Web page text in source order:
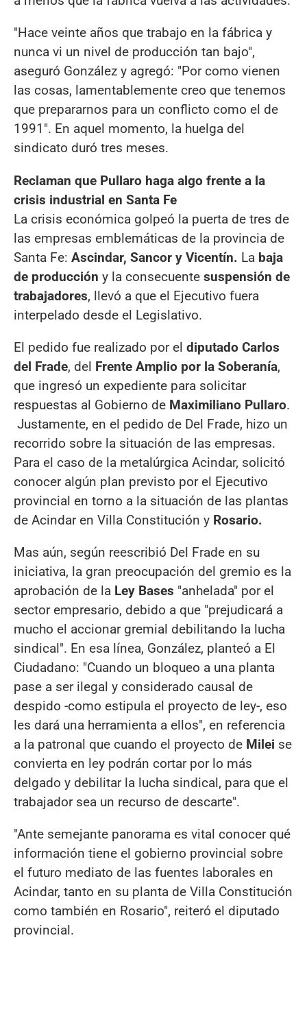
"Hace veinte años que trabajo en la fábrica y
nunca vi un nivel de producción tan bajo",
aseguró González y agregó: "Por como vienen
las cosas, lamentablemente creo que tenemos
que prepararnos para un conflicto como el de
1991". En aquel momento, la huelga del
sindicato duró tres meses.
Reclaman que Pullaro haga algo frente a la
crisis industrial en Santa Fe
La crisis económica golpeó la puerta de tres de
las empresas emblemáticas de la provincia de
Santa Fe: Ascindar, Sancor y Vicentín. La baja
de producción y la consecuente suspensión de
trabajadores, llevó a que el Ejecutivo fuera
interpelado desde el Legislativo.
El pedido fue realizado por el diputado Carlos
del Frade, del Frente Amplio por la Soberanía,
que ingresó un expediente para solicitar
respuestas al Gobierno de Maximiliano Pullaro.
Justamente, en el pedido de Del Frade, hizo un
recorrido sobre la situación de las empresas.
Para el caso de la metalúrgica Acindar, solicitó
conocer algún plan previsto por el Ejecutivo
provincial en torno a la situación de las plantas
de Acindar en Villa Constitución y Rosario.
Mas aún, según reescribió Del Frade en su
iniciativa, la gran preocupación del gremio es la
aprobación de la Ley Bases "anhelada" por el
sector empresario, debido a que "prejudicará a
mucho el accionar gremial debilitando la lucha
sindical". En esa línea, González, planteó a El
Ciudadano: "Cuando un bloqueo a una planta
pase a ser ilegal y considerado causal de
despido -como estipula el proyecto de ley-, eso
les dará una herramienta a ellos", en referencia
a la patronal que cuando el proyecto de Milei se
convierta en ley podrán cortar por lo más
delgado y debilitar la lucha sindical, para que el
trabajador sea un recurso de descarte".
"Ante semejante panorama es vital conocer qué
información tiene el gobierno provincial sobre
el futuro mediato de las fuentes laborales en
Acindar, tanto en su planta de Villa Constitución
como también en Rosario", reiteró el diputado
provincial.